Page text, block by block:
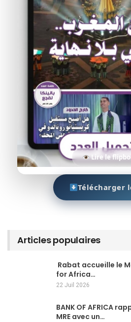
Lire le
Télécharger
Articles populaires
Rabat accueille le
for Africa…
22 Juil 2026
BANK OF AFRICA
MRE avec un…